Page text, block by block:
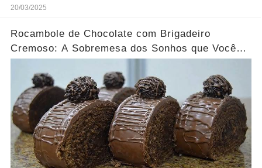
20/03/2025
Rocambole de Chocolate com Brigadeiro
Cremoso: A Sobremesa dos Sonhos que Você